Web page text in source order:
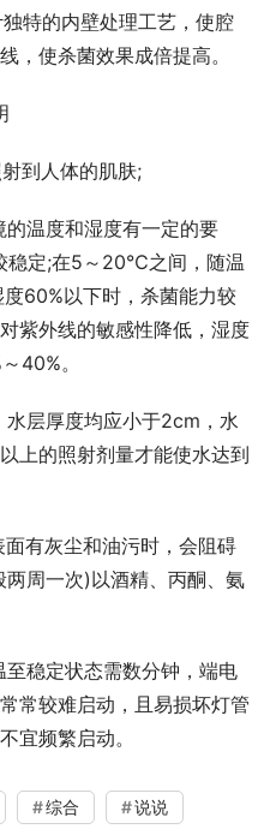
，使杀菌效果成倍提高。
到人体的肌肤;
定;在5～20℃之间，随温
60%以下时，杀菌能力较
紫外线的敏感性降低，湿度
40%。
上的照射剂量才能使水达到
周一次)以酒精、丙酮、氨
常较难启动，且易损坏灯管
宜频繁启动。
综合 说说